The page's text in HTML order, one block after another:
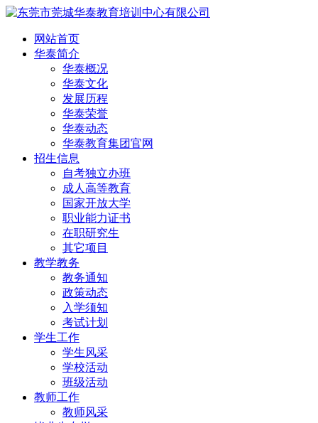
网站首页
华泰简介
华泰概况
华泰文化
发展历程
华泰荣誉
华泰动态
华泰教育集团官网
招生信息
自考独立办班
成人高等教育
国家开放大学
职业能力证书
在职研究生
其它项目
教学教务
教务通知
政策动态
入学须知
考试计划
学生工作
学生风采
学校活动
班级活动
教师工作
教师风采